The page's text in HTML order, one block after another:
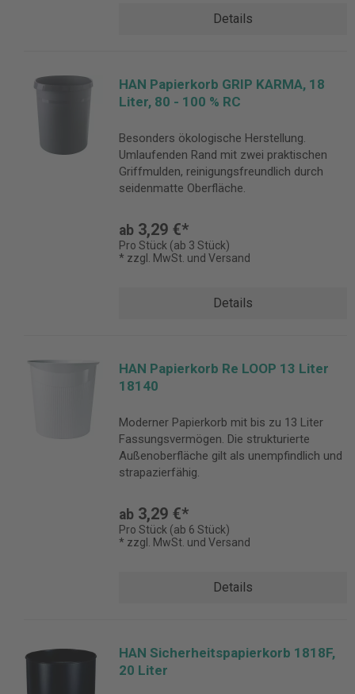
Details
HAN Papierkorb GRIP KARMA, 18
Liter, 80 - 100 % RC
Besonders ökologische Herstellung.
Umlaufenden Rand mit zwei praktischen
Griffmulden, reinigungsfreundlich durch
seidenmatte Oberfläche.
ab 3,29 €*
Pro Stück (ab 3 Stück)
* zzgl. MwSt. und Versand
Details
HAN Papierkorb Re LOOP 13 Liter
18140
Moderner Papierkorb mit bis zu 13 Liter
Fassungsvermögen. Die strukturierte
Außenoberfläche gilt als unempfindlich und
strapazierfähig.
ab 3,29 €*
Pro Stück (ab 6 Stück)
* zzgl. MwSt. und Versand
Details
HAN Sicherheitspapierkorb 1818F,
20 Liter